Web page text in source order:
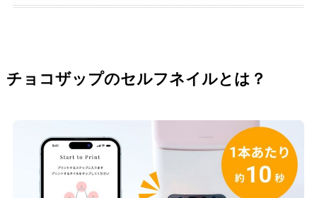
チョコザップのセルフネイルとは？